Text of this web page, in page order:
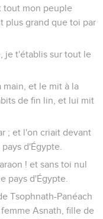
tout mon peuple
plus grand que toi par
je t'établis sur tout le
main, et le mit à la
de fin lin, et lui mit
; et l'on criait devant
d'Égypte.
! et sans toi nul
pays d'Égypte.
Tsophnath-Panéach
Asnath, fille de